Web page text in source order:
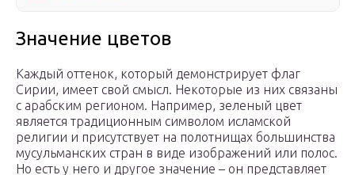
Значение цветов
Каждый оттенок, который демонстрирует флаг
Сирии, имеет свой смысл. Некоторые из них связаны
с арабским регионом. Например, зеленый цвет
является традиционным символом исламской
религии и присутствует на полотнищах большинства
мусульманских стран в виде изображений или полос.
Но есть у него и другое значение – он представляет